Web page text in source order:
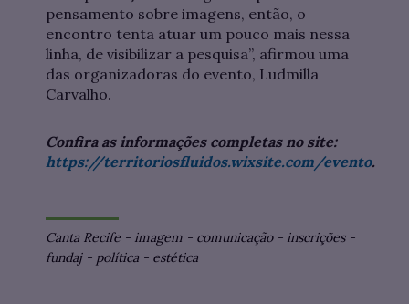
pensamento sobre imagens, então, o
encontro tenta atuar um pouco mais nessa
linha, de visibilizar a pesquisa”, afirmou uma
das organizadoras do evento, Ludmilla
Carvalho.
Confira as informações completas no site:
https://territoriosfluidos.wixsite.com/evento.
Canta Recife - imagem - comunicação- inscrições-
fundaj- política - estética